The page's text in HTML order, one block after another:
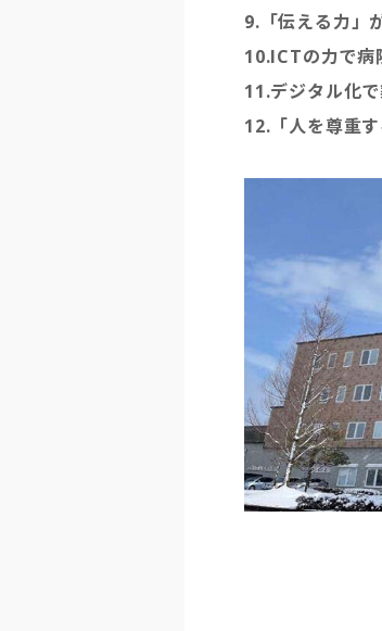
9.「伝える力」
10.ICTの力で
11.デジタル化
12.「人を尊重